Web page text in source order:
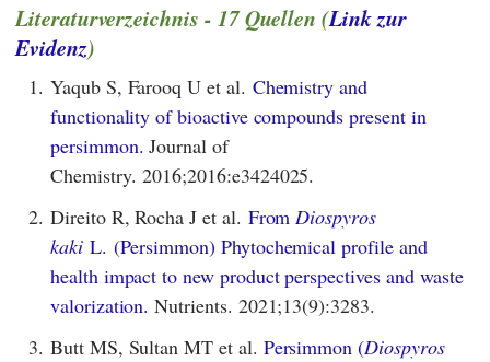
Literaturverzeichnis - 17 Quellen (Link zur
Evidenz)
1. Yaqub S, Farooq U et al. Chemistry and
functionality of bioactive compounds present in
persimmon. Journal of
Chemistry. 2016;2016:e3424025.
2. Direito R, Rocha J et al. FromDiospyros
kaki L. (Persimmon) Phytochemical profile and
health impact to new product perspectives and waste
valorization. Nutrients. 2021;13(9):3283.
3. Butt MS, Sultan MT et al. Persimmon (Diospyros